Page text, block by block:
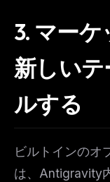
3. マー
新しい
ルする
ビルトインのオ
は、Antigravity